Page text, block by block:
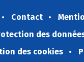
Contact
des
des cookies